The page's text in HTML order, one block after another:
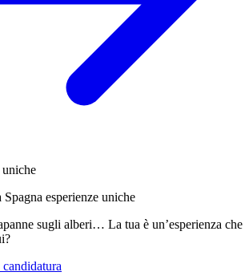
esperienze uniche
sugli alberi… La tua è un’esperienza che